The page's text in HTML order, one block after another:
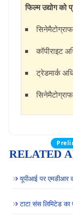
फिल्म उद्योग को
कॉपीराइट
ट्रेडमार्क
RELATED
यूपीआई पर एमडीआर
टाटा संस लिमिटेड